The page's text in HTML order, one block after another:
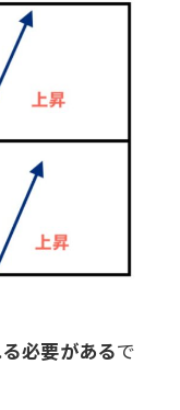
必要があるで